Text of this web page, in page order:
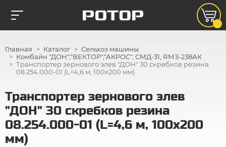
Главная Каталог
Сельхоз машины
Комбайн "ДОН","ВЕКТОР","АКРОС", СМД-31, ЯМЗ-238АК
Транспортер зернового элев "ДОН" 30 скребков резина
08.254.000-01 (L=4,6 м, 100х200 мм)
Транспортер зернового элев
"ДОН" 30 скребков резина
08.254.000-01 (L=4,6 м, 100х200
мм)